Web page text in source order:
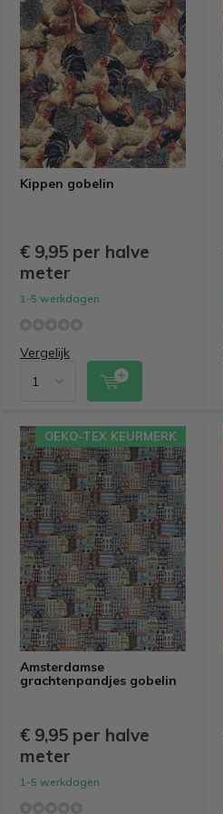
Kippen gobelin
€ 9,95 per halve
meter
1-5 werkdagen
Vergelijk
Amsterdamse
grachtenpandjes gobelin
OEKO-TEX KEURMERK
€ 9,95 per halve
meter
1-5 werkdagen